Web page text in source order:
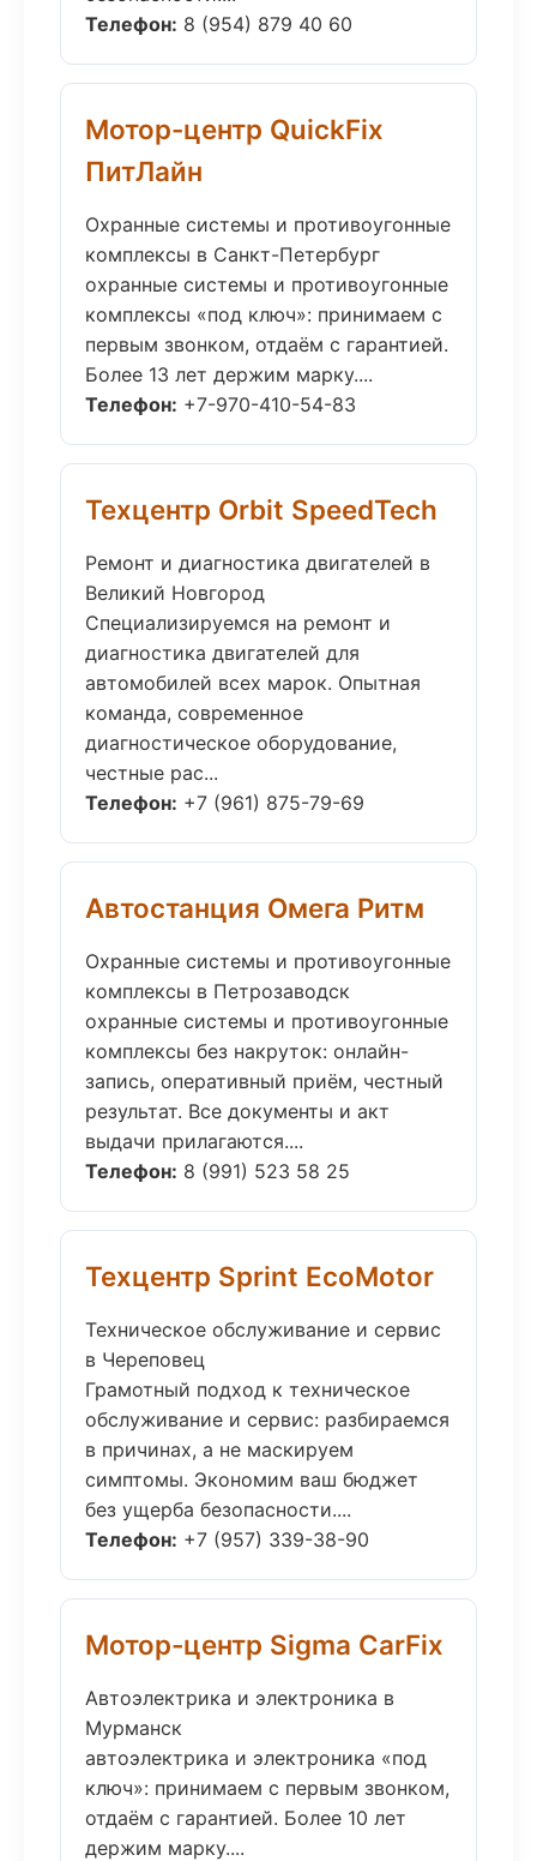
Телефон: 8 (954) 879 40 60
Мотор-центр QuickFix
ПитЛайн
Охранные системы и противоугонные
комплексы в Санкт-Петербург
охранные системы и противоугонные
комплексы «под ключ»: принимаем с
первым звонком, отдаём с гарантией.
Более 13 лет держим марку....
Телефон: +7-970-410-54-83
Техцентр Orbit SpeedTech
Ремонт и диагностика двигателей в
Великий Новгород
Специализируемся на ремонт и
диагностика двигателей для
автомобилей всех марок. Опытная
команда, современное
диагностическое оборудование,
честные рас...
Телефон: +7 (961) 875-79-69
Автостанция Омега Ритм
Охранные системы и противоугонные
комплексы в Петрозаводск
охранные системы и противоугонные
комплексы без накруток: онлайн-
запись, оперативный приём, честный
результат. Все документы и акт
выдачи прилагаются....
Телефон: 8 (991) 523 58 25
Техцентр Sprint EcoMotor
Техническое обслуживание и сервис
в Череповец
Грамотный подход к техническое
обслуживание и сервис: разбираемся
в причинах, а не маскируем
симптомы. Экономим ваш бюджет
без ущерба безопасности....
Телефон: +7 (957) 339-38-90
Мотор-центр Sigma CarFix
Автоэлектрика и электроника в
Мурманск
автоэлектрика и электроника «под
ключ»: принимаем с первым звонком,
отдаём с гарантией. Более 10 лет
держим марку....